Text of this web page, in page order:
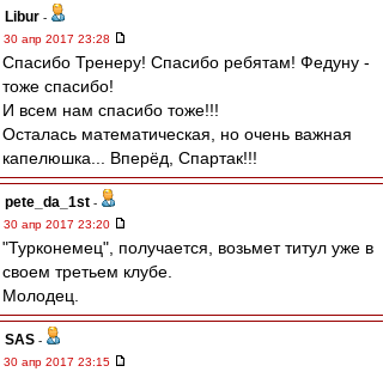
Libur -
30 апр 2017 23:28
Спасибо Тренеру! Спасибо ребятам! Федуну -
тоже спасибо!
И всем нам спасибо тоже!!!
Осталась математическая, но очень важная
капелюшка... Вперёд, Спартак!!!
pete_da_1st -
30 апр 2017 23:20
"Турконемец", получается, возьмет титул уже в
своем третьем клубе.
Молодец.
SAS -
30 апр 2017 23:15